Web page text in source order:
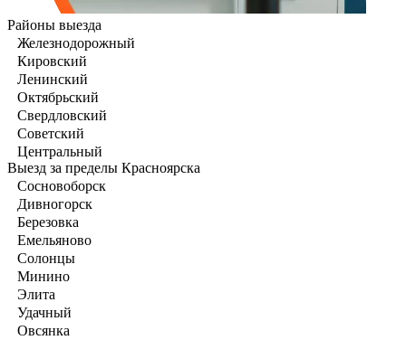
Районы выезда
Железнодорожный
Кировский
Ленинский
Октябрьский
Свердловский
Советский
Центральный
Выезд за пределы Красноярска
Сосновоборск
Дивногорск
Березовка
Емельяново
Солонцы
Минино
Элита
Удачный
Овсянка